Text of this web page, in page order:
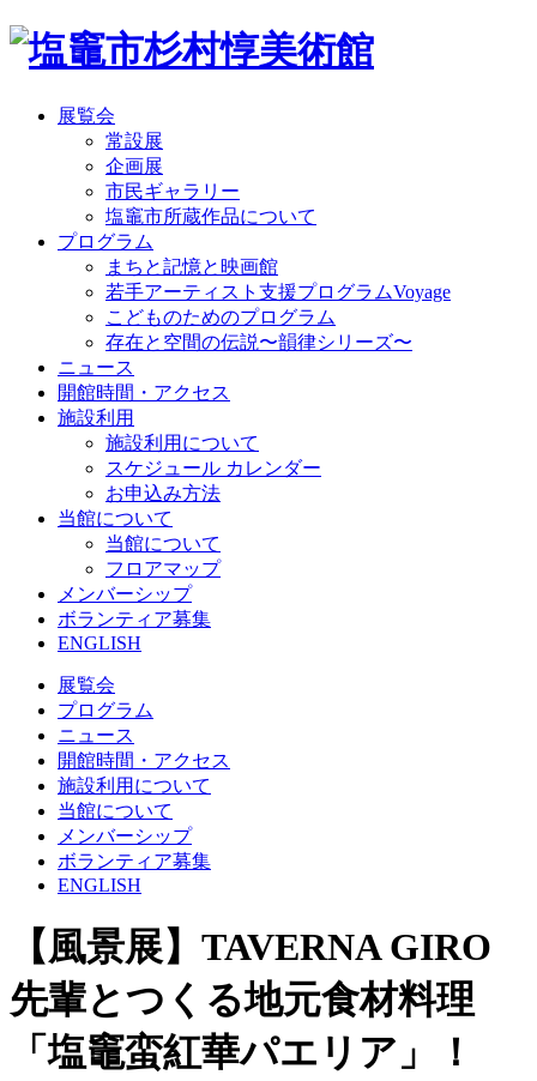
展覧会
常設展
企画展
市民ギャラリー
塩竈市所蔵作品について
プログラム
まちと記憶と映画館
若手アーティスト支援プログラムVoyage
こどものためのプログラム
存在と空間の伝説〜韻律シリーズ〜
ニュース
開館時間・アクセス
施設利用
施設利用について
スケジュール カレンダー
お申込み方法
当館について
当館について
フロアマップ
メンバーシップ
ボランティア募集
ENGLISH
展覧会
プログラム
ニュース
開館時間・アクセス
施設利用について
当館について
メンバーシップ
ボランティア募集
ENGLISH
【風景展】TAVERNA GIRO
先輩とつくる地元食材料理
「塩竈蛮紅華パエリア」！